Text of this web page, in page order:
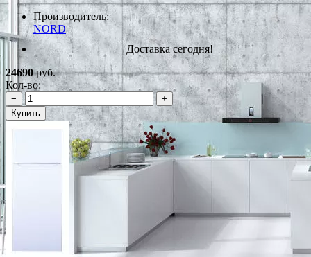
Производитель:
NORD
Доставка сегодня!
24690руб.
Кол-во:
−
+
Купить